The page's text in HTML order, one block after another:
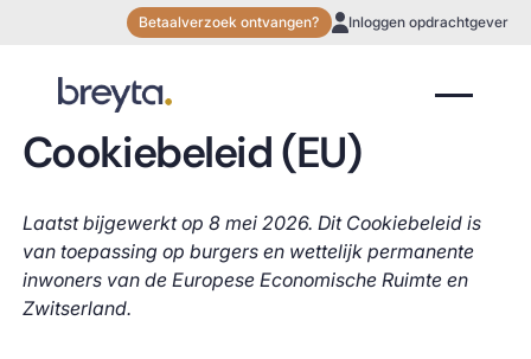
Betaalverzoek ontvangen? Inloggen opdrachtgever
Cookiebeleid (EU)
Laatst bijgewerkt op 8 mei 2026. Dit Cookiebeleid is
van toepassing op burgers en wettelijk permanente
inwoners van de Europese Economische Ruimte en
Zwitserland.